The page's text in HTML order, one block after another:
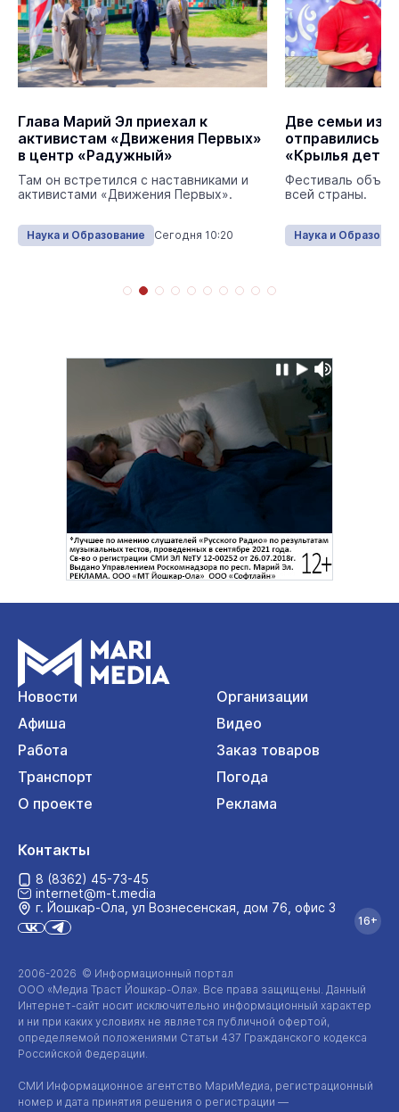
Глава Марий Эл приехал к
активистам «Движения Первых»
в центр «Радужный»
Там он встретился с наставниками и
активистами «Движения Первых».
Наука и Образование Сегодня 10:20
Две семьи из
отправились
«Крылья
Фестиваль
всей страны.
Наука и
Новости
Организации
Афиша
Видео
Работа
Заказ товаров
Транспорт
Погода
О проекте
Реклама
2006-2026 © Информационный портал
ООО «Медиа Траст Йошкар-Ола». Все права защищены. Данный
Интернет-сайт носит исключительно информационный характер
и ни при каких условиях не является публичной офертой,
определяемой положениями Статьи 437 Гражданского кодекса
Российской Федерации.
СМИ Информационное агентство МариМедиа, регистрационный
номер и дата принятия решения о регистрации —
Контакты
8 (8362) 45-73-45
internet@m-t.media
г. Йошкар‑Ола, ул Вознесенская, дом 76, офис 3
16+